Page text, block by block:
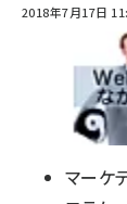
2018年7月17日
マーケ